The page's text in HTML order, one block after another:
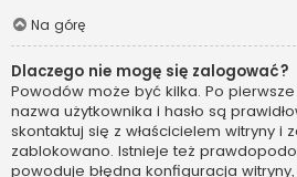
Na górę
Dlaczego nie mogę się zalogować?
Powodów może być kilka. Po
nazwa użytkownika i hasło są
skontaktuj się z właścicielem witryny i
zablokowano. Istnieje też
powoduje błędna konfiguracja